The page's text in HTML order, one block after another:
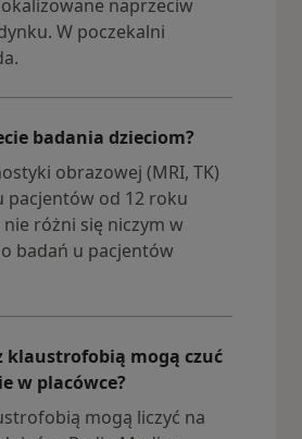
naprzeciw
W poczekalni
badania dzieciom?
obrazowej (MRI, TK)
pacjentów od 12 roku
nie różni się niczym w
badań u pacjentów
klaustrofobią mogą czuć
w placówce?
mogą liczyć na